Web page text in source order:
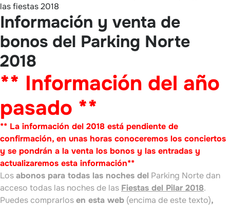
las fiestas 2018
Información y venta de
bonos del Parking Norte
2018
** Información del año
pasado **
** La información del 2018 está pendiente de
confirmación, en unas horas conoceremos los conciertos
y se pondrán a la venta los bonos y las entradas y
actualizaremos esta información**
Losabonos para todas las noches del Parking Norte dan
acceso todas las noches de las Fiestas del Pilar 2018.
Puedes comprarlosen esta web (encima de este texto),